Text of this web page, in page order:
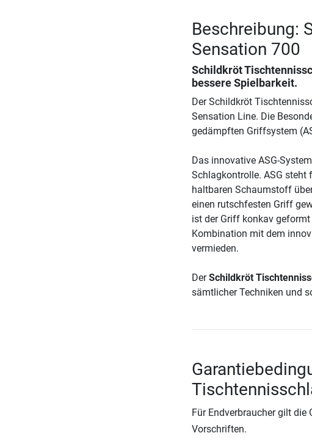
Beschreibung:
Sensation 700
Schildkröt
bessere Spielbarkeit.
Der Schildkröt
Sensation Line. Die
gedämpften Griffsystem
Das innovative ASG-
Schlagkontrolle. ASG steht
haltbaren Schaumstoff
einen rutschfesten Griff
ist der Griff konkav
Kombination mit dem
vermieden.
DerSchildkröt
sämtlicher Techniken und
Für Endverbraucher gilt
Vorschriften.